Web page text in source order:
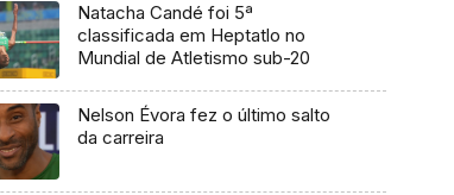
Natacha Candé foi 5ª
classificada em Heptatlo no
Mundial de Atletismo sub-20
Nelson Évora fez o último salto
da carreira